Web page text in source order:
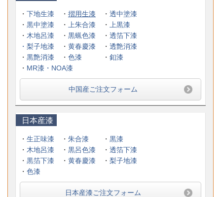
・ 下地生漆 ・ 摺用生漆 ・ 透中塗漆
・ 黒中塗漆 ・ 上朱合漆 ・
上黒漆
・ 木地呂漆 ・ 黒蝋色漆 ・ 透箔下漆
・ 梨子地漆 ・ 黄春慶漆 ・ 透艶消漆
・ 黒艶消漆 ・ 色漆 ・ 釦漆
・ MR漆・NOA漆
中国産ご注文フォーム
日本産漆
・ 生正味漆 ・ 朱合漆 ・ 黒漆
・ 木地呂漆 ・ 黒呂色漆 ・ 透箔下漆
・ 黒箔下漆 ・ 黄春慶漆 ・ 梨子地漆
・ 色漆
日本産漆ご注文フォーム